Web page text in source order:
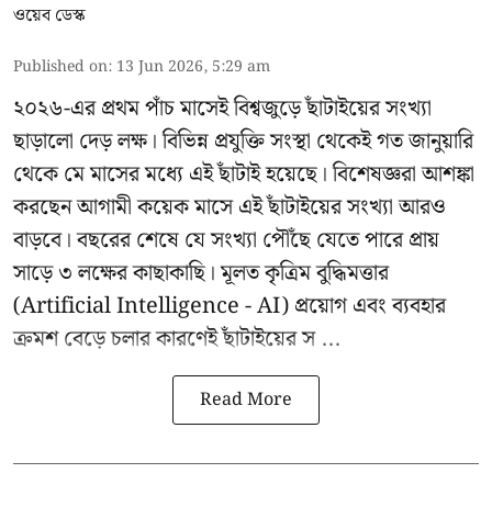
ওয়েব ডেস্ক
Published on: 13 Jun 2026, 5:29 am
২০২৬-এর প্রথম পাঁচ মাসেই বিশ্বজুড়ে ছাঁটাইয়ের সংখ্যা
ছাড়ালো দেড় লক্ষ। বিভিন্ন প্রযুক্তি সংস্থা থেকেই গত জানুয়ারি
থেকে মে মাসের মধ্যে এই ছাঁটাই হয়েছে। বিশেষজ্ঞরা আশঙ্কা
করছেন আগামী কয়েক মাসে এই ছাঁটাইয়ের সংখ্যা আরও
বাড়বে। বছরের শেষে যে সংখ্যা পৌঁছে যেতে পারে প্রায়
সাড়ে ৩ লক্ষের কাছাকাছি। মূলত কৃত্রিম বুদ্ধিমত্তার
(Artificial Intelligence - AI) প্রয়োগ এবং ব্যবহার
ক্রমশ বেড়ে চলার কারণেই ছাঁটাইয়ের স ...
Read More